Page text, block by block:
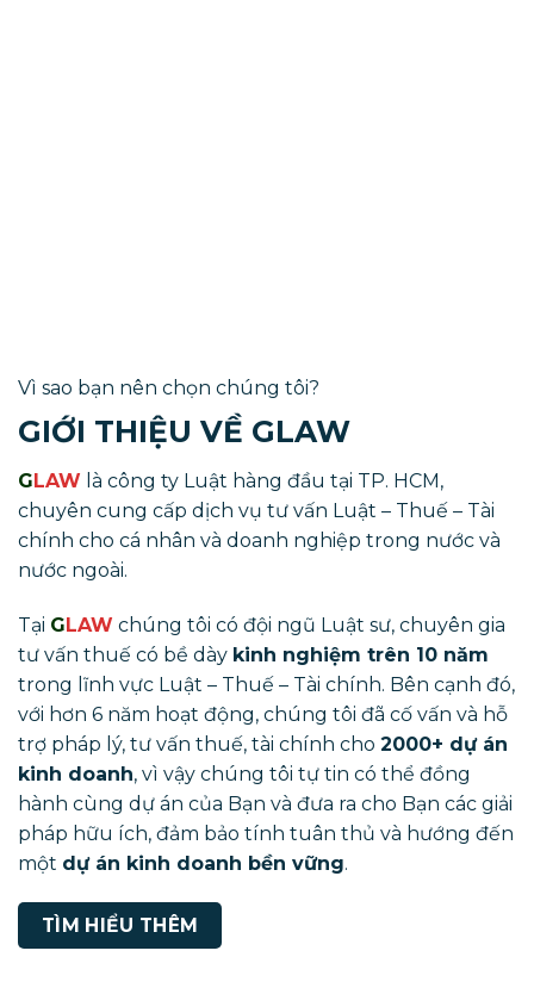
Vì sao bạn nên chọn chúng tôi?
GIỚI THIỆU VỀ GLAW
GLAW là công ty Luật hàng đầu tại TP. HCM,
chuyên cung cấp dịch vụ tư vấn Luật – Thuế – Tài
chính cho cá nhân và doanh nghiệp trong nước và
nước ngoài.
Tại GLAW chúng tôi có đội ngũ Luật sư, chuyên gia
tư vấn thuế có bề dày kinh nghiệm trên 10 năm
trong lĩnh vực Luật – Thuế – Tài chính. Bên cạnh đó,
với hơn 6 năm hoạt động, chúng tôi đã cố vấn và hỗ
trợ pháp lý, tư vấn thuế, tài chính cho 2000+ dự án
kinh doanh, vì vậy chúng tôi tự tin có thể đồng
hành cùng dự án của Bạn và đưa ra cho Bạn các giải
pháp hữu ích, đảm bảo tính tuân thủ và hướng đến
một dự án kinh doanh bền vững.
TÌM HIỂU THÊM